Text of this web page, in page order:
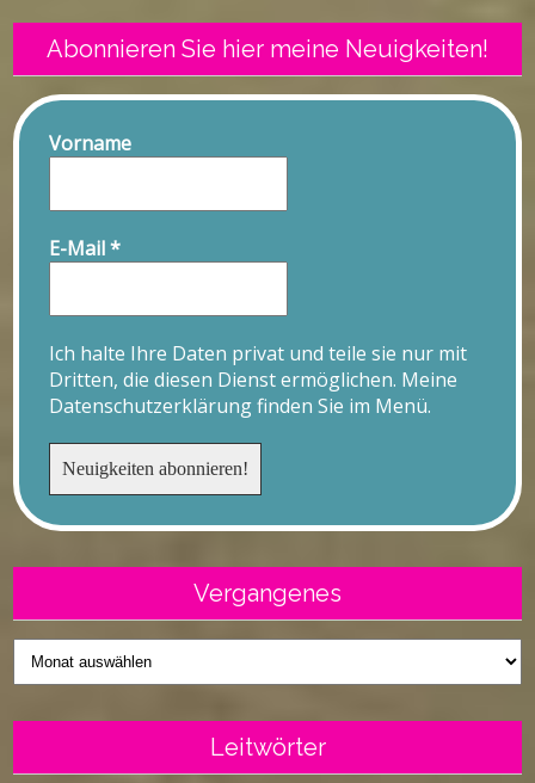
Abonnieren Sie hier meine Neuigkeiten!
Vorname
E-Mail*
Ich halte Ihre Daten privat und teile sie nur mit
Dritten, die diesen Dienst ermöglichen. Meine
Datenschutzerklärung finden Sie im Menü.
Vergangenes
Vergangenes
Leitwörter